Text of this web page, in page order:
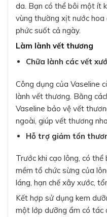
da. Bạn có thể bôi một ít
vùng thường xịt nước hoa
phức suốt cả ngày.
Làm lành vết thương
Chữa lành các vết
Công dụng của Vaseline
lành vết thương. Bằng
Vaseline bảo vệ vết
ngoài, giúp vết thương
Hỗ trợ giảm tổn
Trước khi cạo lông, có
mềm tổ chức sừng của
láng, hạn chế xây xước,
Kết hợp sử dụng kem
một lớp dưỡng ẩm có tác